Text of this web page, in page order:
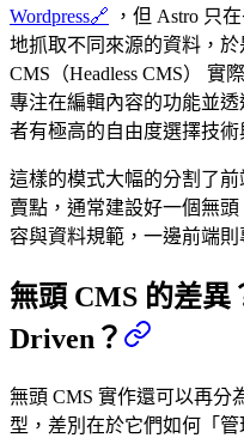
Wordpress🔗 ，但 Astro 只
地抓取不同來源的資料，
CMS（Headless CMS） 實
專注在編輯內容的功能並
者有極高的自由度選擇技術
這樣的模式大幅的分割了
賣點，通常建設好一個無
容與資料規範，一邊前端
無頭 CMS 的差異
Driven？
無頭 CMS 實作還可以再分
型，差別在於它們如何「